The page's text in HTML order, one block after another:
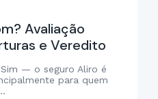
Avaliação
e Veredito
— o seguro Aliro é
para quem